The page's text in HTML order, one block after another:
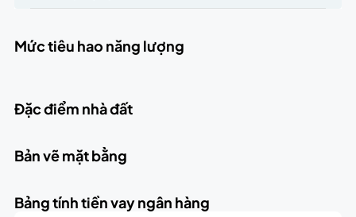
Mức tiêu hao năng lượng
Đặc điểm nhà đất
Bản vẽ mặt bằng
Bảng tính tiền vay ngân hàng